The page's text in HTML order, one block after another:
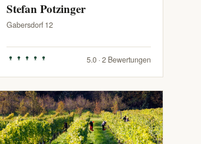
Stefan Potzinger
Gabersdorf 12
5.0 · 2 Bewertungen